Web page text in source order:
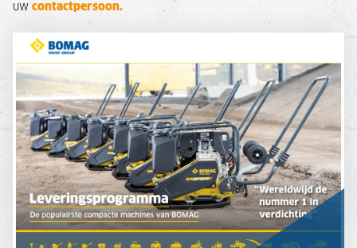
uw contactpersoon.